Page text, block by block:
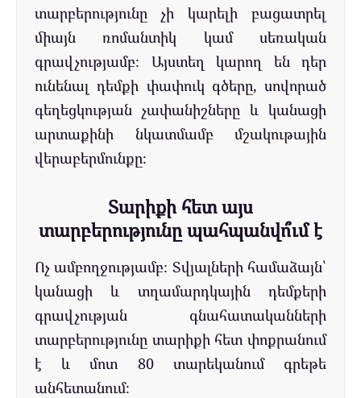
տարբերությունը չի կարելի բացատրել
միայն ռոմանտիկ կամ սեռական
գրավչությամբ։ Այստեղ կարող են դեր
ունենալ դեմքի փափուկ գծերը, սովորած
գեղեցկության չափանիշները և կանացի
արտաքինի նկատմամբ մշակութային
վերաբերմունքը։
Տարիքի հետ այս
տարբերությունը պահպանվո՞ւմ է
Ոչ ամբողջությամբ։ Տվյալների համաձայն՝
կանացի և տղամարդկային դեմքերի
գրավչության գնահատականների
տարբերությունը տարիքի հետ փոքրանում
է և մոտ 80 տարեկանում գրեթե
անհետանում։